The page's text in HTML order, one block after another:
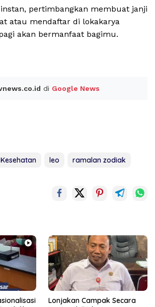
pertimbangkan membuat janji
atau mendaftar di lokakarya
akan bermanfaat bagimu.
di Google News
Kesehatan leo ramalan zodiak
Lonjakan Campak Secara